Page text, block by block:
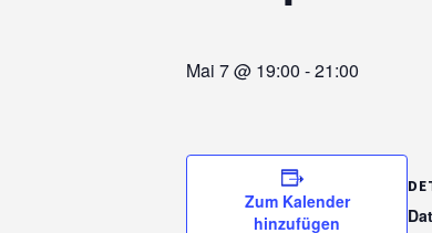
Mai 7 @ 19:00 -21:00
Zum Kalender
hinzufügen